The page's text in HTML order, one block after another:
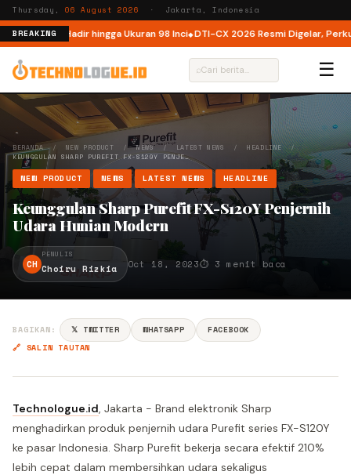
Thursday,06 August 2026 · Jakarta, Indonesia
BREAKING
Kini Hadir hingga Ukuran 98 Inci DTI-CX 2026 Resmi Digelar,
⌕ ☰
BERANDA/ NEW PRODUCT /NEWS/ LATEST NEWS / HEADLINE/
KEUNGGULAN SHARP PUREFIT FX-S120Y PENJE…
NEW PRODUCT NEWS LATEST NEWS HEADLINE
Keunggulan Sharp Purefit FX-S120Y Penjernih
Udara Hunian Modern
CH
PENULIS
Choiru Rizkia Oct 18, 2023⏱ 3 menit baca
BAGIKAN: 𝕏 TWITTER WHATSAPP
FACEBOOK
🔗 SALIN TAUTAN
Technologue.id, Jakarta - Brand elektronik Sharp
menghadirkan produk penjernih udara Purefit series FX-S120Y
ke pasar Indonesia. Sharp Purefit bekerja secara efektif 210%
lebih cepat dalam membersihkan udara sekaligus